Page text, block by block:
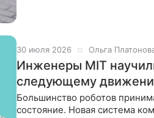
30 июля 2026 Ольга
Инженеры MIT
следующему
Большинство роботов
состояние. Новая система